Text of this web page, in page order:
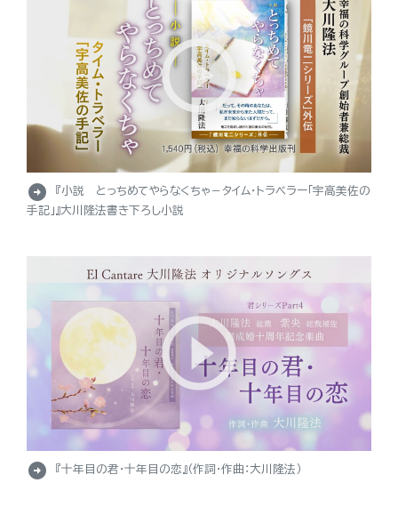
arrow_circle_right
『小説 とっちめてやらなくちゃ－タイム・トラベラー「宇高美佐の
手記」』大川隆法書き下ろし小説
arrow_circle_right 『十年目の君・十年目の恋』（作詞・作曲：大川隆法）